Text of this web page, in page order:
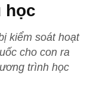
học
kiểm soát hoạt
cho con ra
trình học